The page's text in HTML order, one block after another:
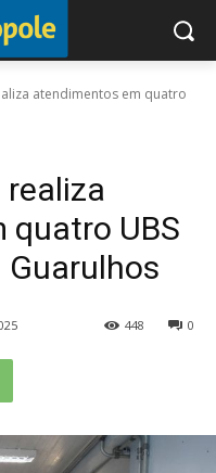
atendimentos em quatro
realiza
quatro UBS
0
448